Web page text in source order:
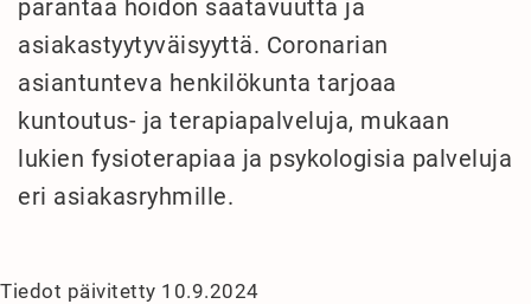
parantaa hoidon saatavuutta ja
asiakastyytyväisyyttä. Coronarian
asiantunteva henkilökunta tarjoaa
kuntoutus- ja terapiapalveluja, mukaan
lukien fysioterapiaa ja psykologisia palveluja
eri asiakasryhmille.
Tiedot päivitetty 10.9.2024